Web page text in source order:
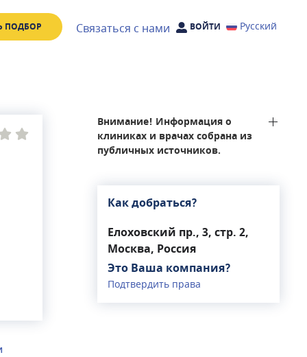
ПОДБОР Связаться с нами ВОЙТИ Русский
Внимание! Информация о
клиниках и врачах собрана из
публичных источников.
Как добраться?
Елоховский пр., 3, стр. 2,
Москва, Россия
Это Ваша компания?
Подтвердить права